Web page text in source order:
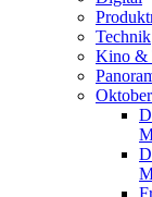
Technik
Kino &